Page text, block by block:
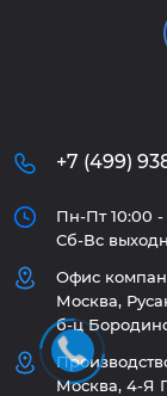
+7 (499)
Пн-Пт 10:00 -
Сб-Вс
Офис
Москва,
б-ц
Москва, 4-Я